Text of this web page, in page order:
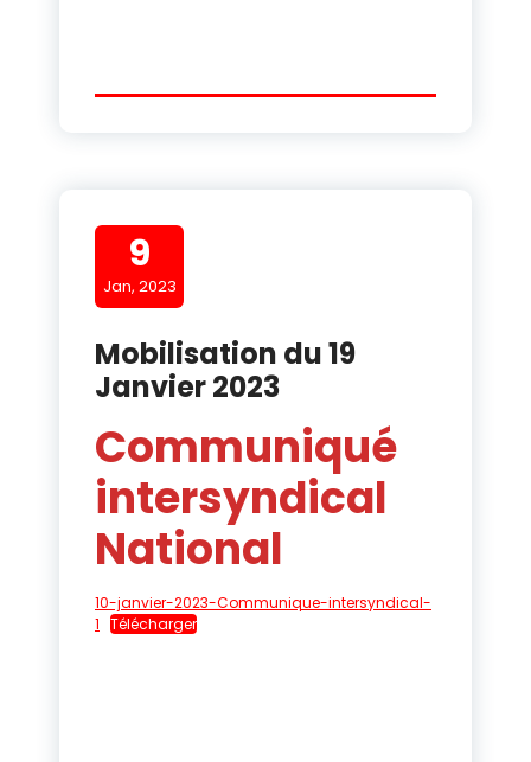
9
Jan, 2023
Mobilisation du 19
Janvier 2023
Communiqué
intersyndical
National
10-janvier-2023-Communique-intersyndical-
1 Télécharger